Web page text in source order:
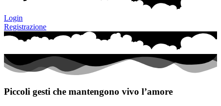
Login
Registrazione
Piccoli gesti che mantengono vivo l’amore